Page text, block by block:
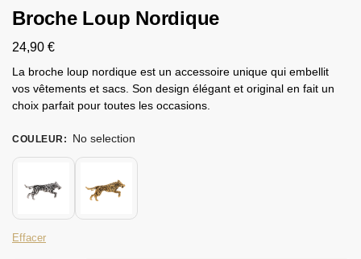
Broche Loup Nordique
24,90 €
La broche loup nordique est un accessoire unique qui embellit
vos vêtements et sacs. Son design élégant et original en fait un
choix parfait pour toutes les occasions.
COULEUR : No selection
Effacer